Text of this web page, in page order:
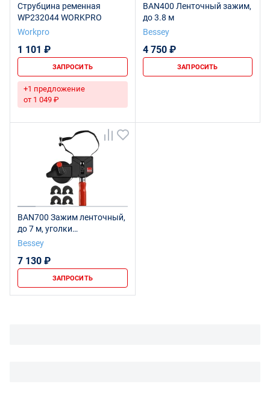
Струбцина ременная
WP232044 WORKPRO
Workpro
1 101 ₽
ЗАПРОСИТЬ
+1 предложение
от 1 049 ₽
BAN400 Ленточный зажим,
до 3.8 м
Bessey
4 750 ₽
ЗАПРОСИТЬ
BAN700 Зажим ленточный,
до 7 м, уголки
адаптируемые (4 шт) в
Bessey
7 130 ₽
ЗАПРОСИТЬ